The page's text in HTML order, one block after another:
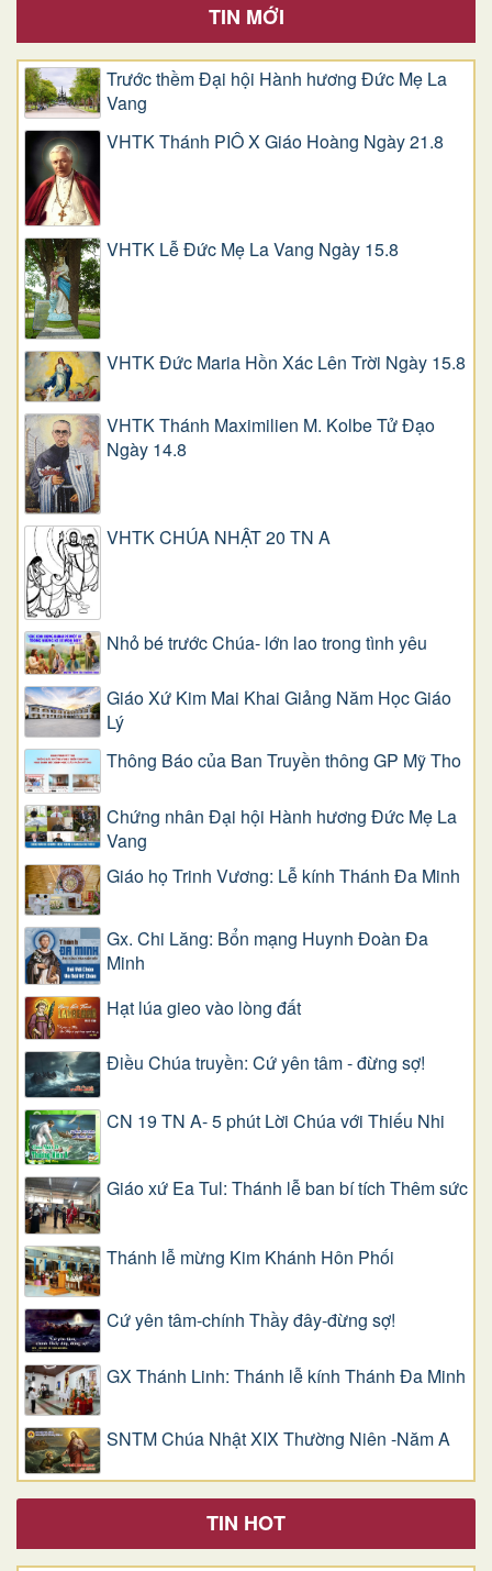
TIN MỚI
Trước thềm Đại hội Hành hương Đức Mẹ La
Vang
VHTK Thánh PIÔ X Giáo Hoàng Ngày 21.8
VHTK Lễ Đức Mẹ La Vang Ngày 15.8
VHTK Đức Maria Hồn Xác Lên Trời Ngày 15.8
VHTK Thánh Maximilien M. Kolbe Tử Đạo
Ngày 14.8
VHTK CHÚA NHẬT 20 TN A
Nhỏ bé trước Chúa- lớn lao trong tình yêu
Giáo Xứ Kim Mai Khai Giảng Năm Học Giáo
Lý
Thông Báo của Ban Truyền thông GP Mỹ Tho
Chứng nhân Đại hội Hành hương Đức Mẹ La
Vang
Giáo họ Trinh Vương: Lễ kính Thánh Đa Minh
Gx. Chi Lăng: Bổn mạng Huynh Đoàn Đa
Minh
Hạt lúa gieo vào lòng đất
Điều Chúa truyền: Cứ yên tâm - đừng sợ!
CN 19 TN A- 5 phút Lời Chúa với Thiếu Nhi
Giáo xứ Ea Tul: Thánh lễ ban bí tích Thêm sức
Thánh lễ mừng Kim Khánh Hôn Phối
Cứ yên tâm-chính Thầy đây-đừng sợ!
GX Thánh Linh: Thánh lễ kính Thánh Đa Minh
SNTM Chúa Nhật XIX Thường Niên -Năm A
TIN HOT